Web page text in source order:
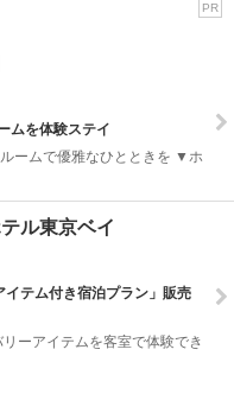
PR
ムを体験ステイ
ームで優雅なひとときを ▼ホ
ル東京ベイ
テム付き宿泊プラン」販売
ーアイテムを客室で体験でき